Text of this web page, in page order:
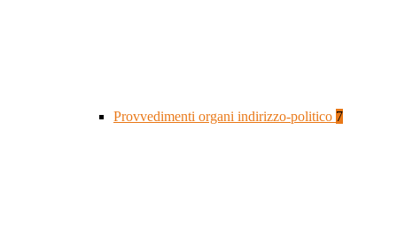
Provvedimenti organi indirizzo-politico 7